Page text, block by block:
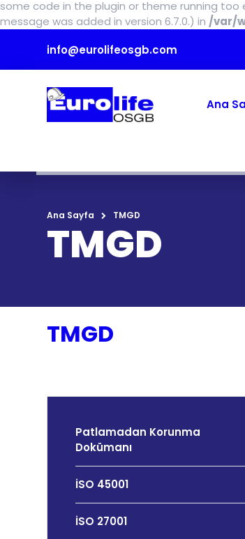
some code in the plugin or theme running
message was added in version 6.7.0.) in /var/
info@eurolifeosgb.com
Ana
Ana Sayfa TMGD
TMGD
TMGD
Patlamadan Korunma
Dokümanı
İSO 45001
İSO 27001